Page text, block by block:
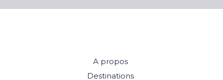
A propos
Destinations